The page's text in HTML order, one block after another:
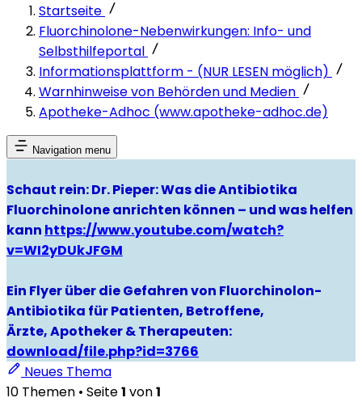
Startseite
Fluorchinolone-Nebenwirkungen: Info- und
Selbsthilfeportal
Informationsplattform - (NUR LESEN möglich)
Warnhinweise von Behörden und Medien
Apotheke-Adhoc (www.apotheke-adhoc.de)
Navigation menu
Schaut rein: Dr. Pieper: Was die Antibiotika
Fluorchinolone anrichten können – und was helfen
kann https://www.youtube.com/watch?
v=WI2yDUkJFGM
Ein Flyer über die Gefahren von Fluorchinolon-
Antibiotika für Patienten, Betroffene,
Ärzte, Apotheker & Therapeuten:
download/file.php?id=3766
Neues Thema
10 Themen • Seite1 von1